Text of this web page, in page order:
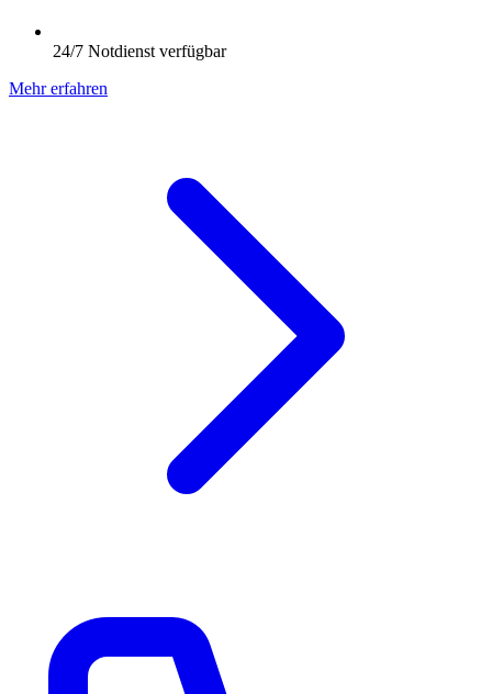
24/7 Notdienst verfügbar
Mehr erfahren